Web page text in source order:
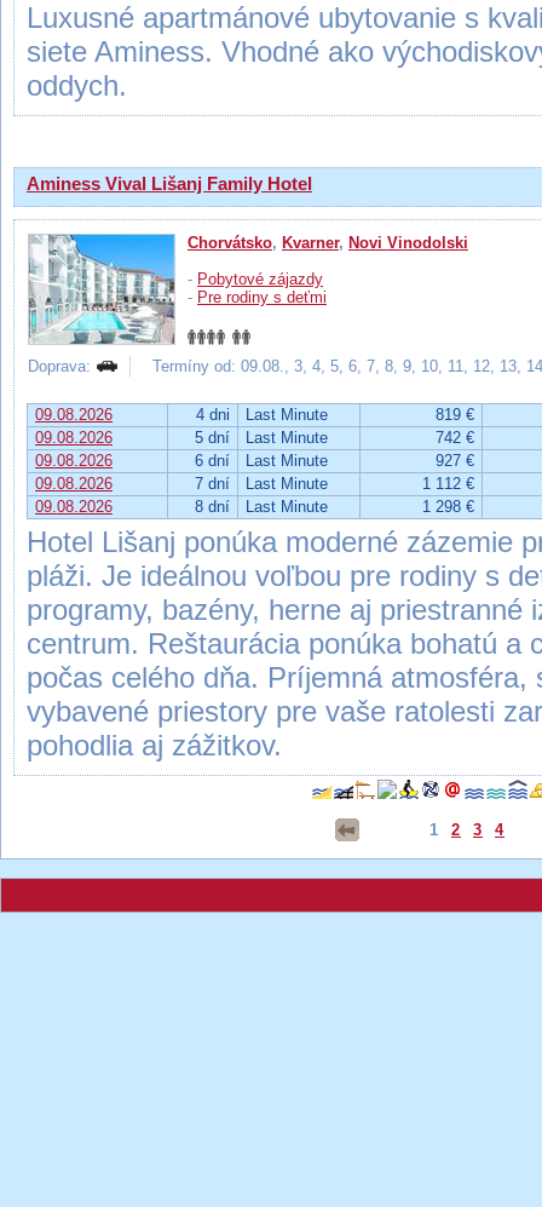
Luxusné apartmánové ubytovanie s
siete Aminess. Vhodné ako
oddych.
Aminess Vival Lišanj Family Hotel
Chorvátsko, Kvarner, Novi Vinodolski
- Pobytové zájazdy
- Pre rodiny s deťmi
Doprava: Termíny od: 09.08., 3, 4, 5, 6, 7, 8, 9, 10, 11, 12, 13,
09.08.2026 4 dni Last Minute
819 €
09.08.2026
5 dní Last Minute
742 €
09.08.2026
6 dní Last Minute
927 €
09.08.2026
7 dní Last Minute
1 112 €
09.08.2026
8 dní Last Minute 1 298 €
Hotel Lišanj ponúka moderné zázemie
pláži. Je ideálnou voľbou pre rodiny s
programy, bazény, herne aj priestranné
centrum. Reštaurácia ponúka bohatú a
počas celého dňa. Príjemná atmosféra,
vybavené priestory pre vaše ratolesti
pohodlia aj zážitkov.
1 2 3 4